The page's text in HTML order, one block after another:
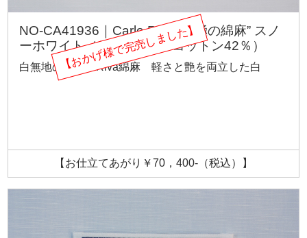
NO-CA41936｜Carlo Riva “究極の綿麻” スノ
ーホワイト（リネン58％×コットン42％）
白無地の頂点、Riva綿麻 軽さと艶を両立した白
【お仕立てあがり￥70，400-（税込）】
【おかげ様で完売しました】